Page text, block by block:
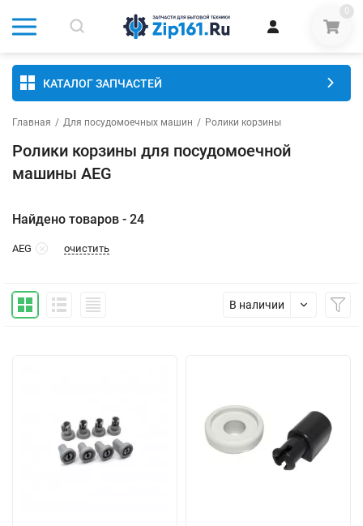
0
КАТАЛОГ ЗАПЧАСТЕЙ
Главная / Для посудомоечных машин / Ролики корзины
Ролики корзины для посудомоечной
машины AEG
Найдено товаров - 24
AEG очистить
В наличии